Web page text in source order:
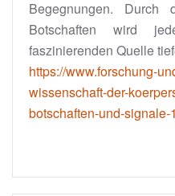
Begegnungen. Durch
Botschaften wird
faszinierenden Quelle
https://www.forschung-
wissenschaft-der-
botschaften-und-signale-